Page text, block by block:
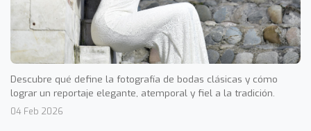
Descubre qué define la fotografía de bodas clásicas y cómo
lograr un reportaje elegante, atemporal y fiel a la tradición.
04 Feb 2026